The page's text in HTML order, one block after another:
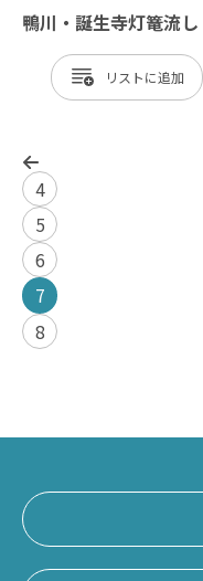
鴨川・誕生寺灯篭流し
リスト
4
5
6
7
8